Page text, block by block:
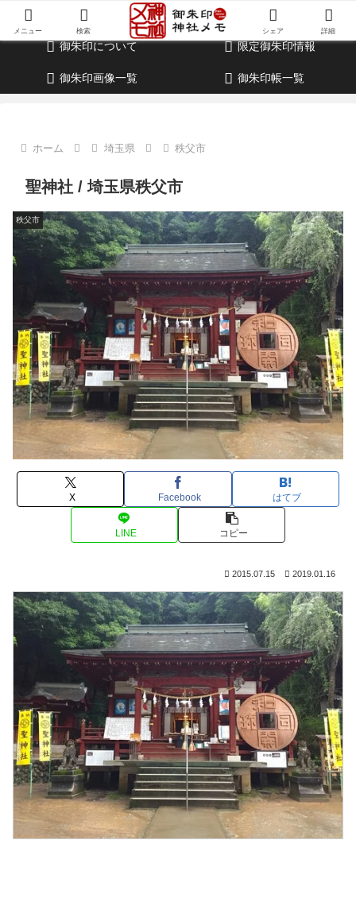
御朱印・参拝記録・神社情報・考察ブログ
御朱印について 限定御朱印情報
御朱印画像一覧 御朱印帳一覧
ホーム 埼玉県 秩父市
聖神社 / 埼玉県秩父市
秩父市
X Facebook はてブ
LINE コピー
2015.07.15 2019.01.16
メニュー 検索 シェア 詳細